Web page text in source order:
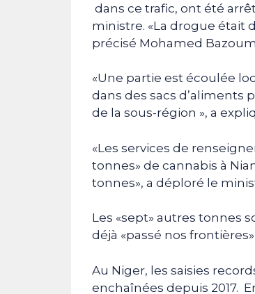
dans ce trafic, ont été
ministre. «La drogue était
précisé Mohamed
«Une partie est écoulée
dans des sacs d’aliments
de la sous-région », a
«Les services de
tonnes» de cannabis à
tonnes», a déploré le
Les «sept» autres tonnes
déjà «passé nos
Au Niger, les saisies
enchaînées depuis 2017.